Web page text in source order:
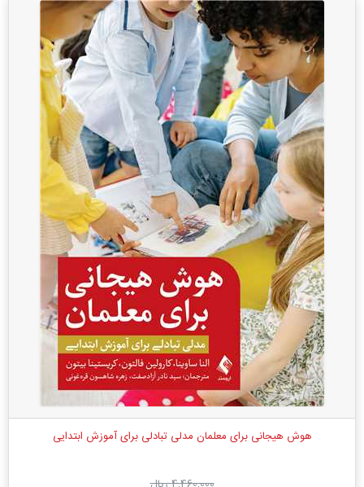
هوش هیجانی برای معلمان مدلی تبادلی برای آموزش ابتدایی